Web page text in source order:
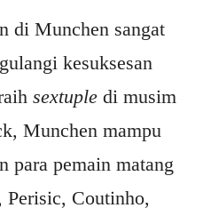
di Munchen sangat
kesuksesan
sextuple di musim
Munchen mampu
para pemain matang
Perisic, Coutinho,